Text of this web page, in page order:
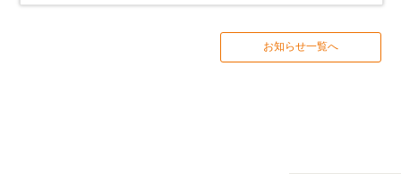
お知らせ一覧へ